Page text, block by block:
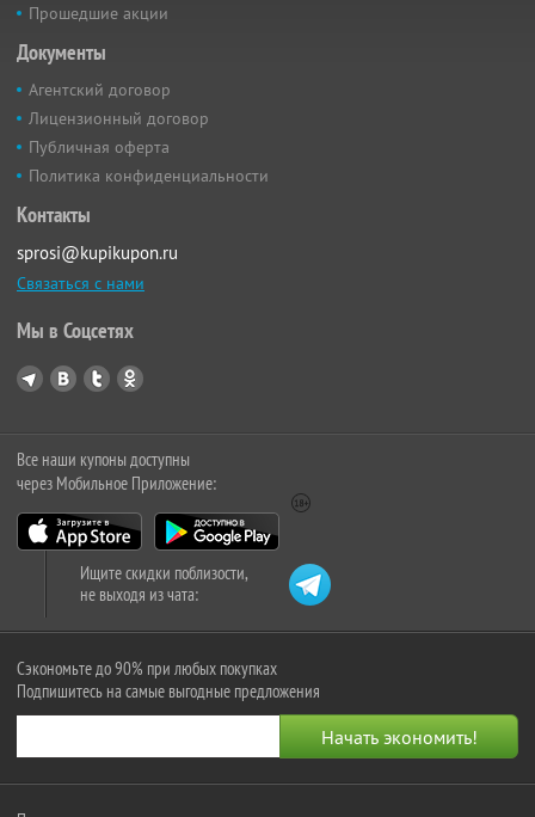
Прошедшие акции
Документы
Агентский договор
Лицензионный договор
Публичная оферта
Политика конфиденциальности
Контакты
sprosi@kupikupon.ru
Связаться с нами
Мы в Соцсетях
Все наши купоны доступны
через Мобильное Приложение:
Ищите скидки поблизости,
не выходя из чата:
Сэкономьте до 90% при любых покупках
Подпишитесь на самые выгодные предложения